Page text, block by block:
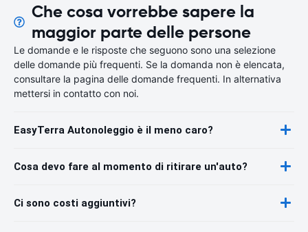
Che cosa vorrebbe sapere la
maggior parte delle persone
Le domande e le risposte che seguono sono una selezione
delle domande più frequenti. Se la domanda non è elencata,
consultare la pagina delle domande frequenti. In alternativa
mettersi in contatto con noi.
EasyTerra Autonoleggio è il meno caro?
Cosa devo fare al momento di ritirare un'auto?
Ci sono costi aggiuntivi?